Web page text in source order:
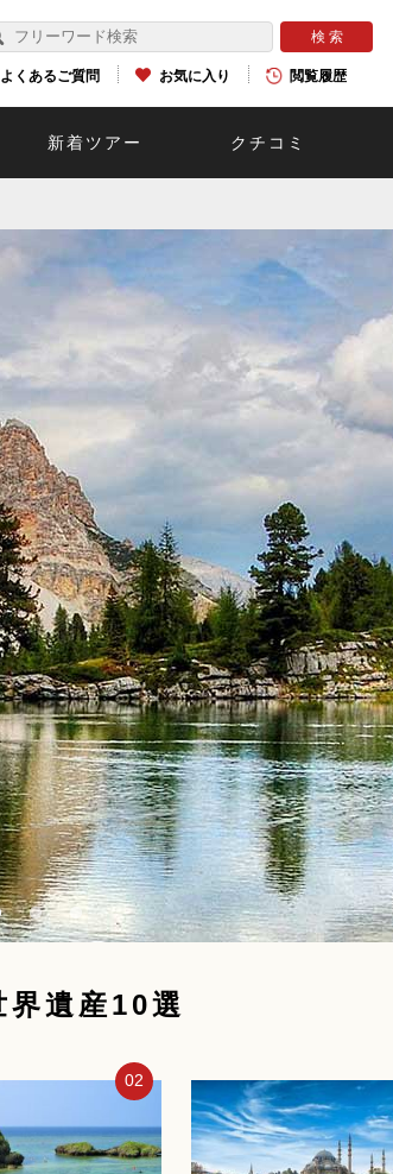
よくあるご質問 お気に入り 閲覧履歴
新着ツアー クチコミ
界遺産10選
02